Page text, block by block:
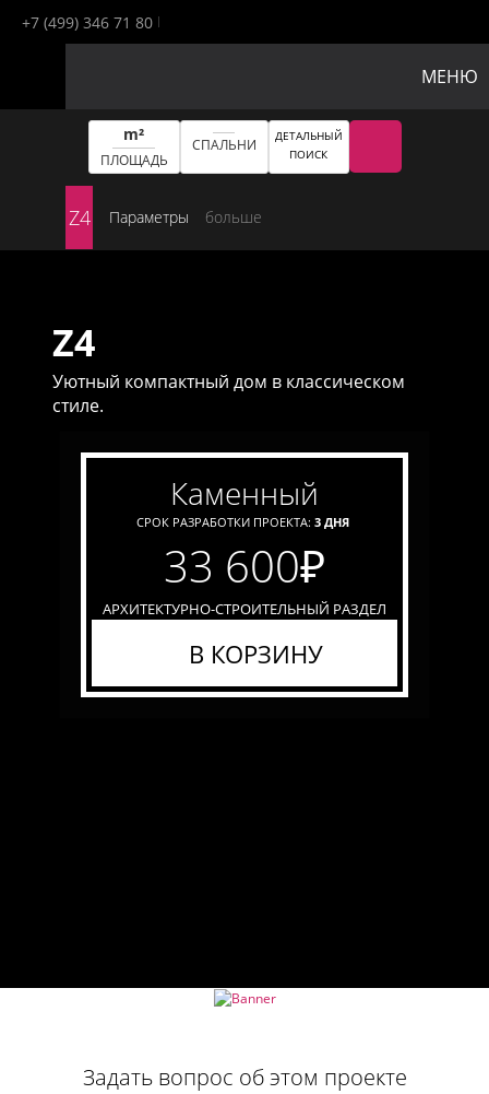
+7 (499) 346 71 80
МЕНЮ
m²
ПЛОЩАДЬ
СПАЛЬНИ
ДЕТАЛЬНЫЙ
ПОИСК
Z4 Параметры больше
Z4
Уютный компактный дом в классическом
стиле.
каменный
СРОК РАЗРАБОТКИ ПРОЕКТА: 3 ДНЯ
33 600₽
АРХИТЕКТУРНО-СТРОИТЕЛЬНЫЙ РАЗДЕЛ
В КОРЗИНУ
Задать вопрос об этом проекте